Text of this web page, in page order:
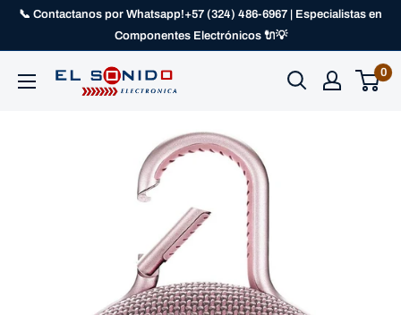
📞 Contactanos por Whatsapp!+57 (324) 486-6967 | Especialistas en
Componentes Electrónicos 🔌💡
0